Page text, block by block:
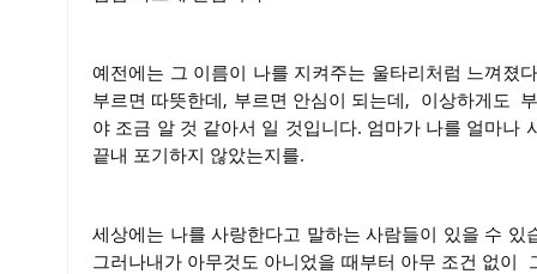
예전에는 그 이름이 나를 지켜주는 울타리처럼 느껴
부르면 따뜻한데, 부르면 안심이 되는데, 이상하게도
야 조금 알 것 같아서 일 것입니다. 엄마가 나를 얼마나
끝내 포기하지 않았는지를.
세상에는 나를 사랑한다고 말하는 사람들이 있을 수
그러나내가 아무것도 아니었을 때부터 아무 조건 없